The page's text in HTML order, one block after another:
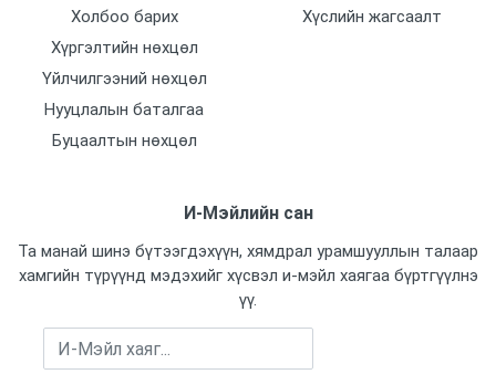
Холбоо барих
Хүргэлтийн нөхцөл
Үйлчилгээний нөхцөл
Нууцлалын баталгаа
Буцаалтын нөхцөл
Хүслийн жагсаалт
И-Мэйлийн сан
Та манай шинэ бүтээгдэхүүн, хямдрал урамшууллын талаар
хамгийн түрүүнд мэдэхийг хүсвэл и-мэйл хаягаа бүртгүүлнэ
үү.